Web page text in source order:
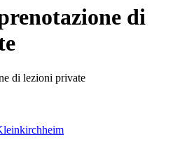
di
di lezioni private